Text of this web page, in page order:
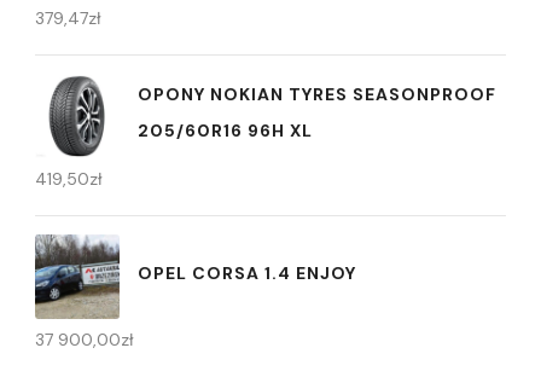
379,47zł
OPONY NOKIAN TYRES SEASONPROOF
205/60R16 96H XL
419,50zł
OPEL CORSA 1.4 ENJOY
37 900,00zł